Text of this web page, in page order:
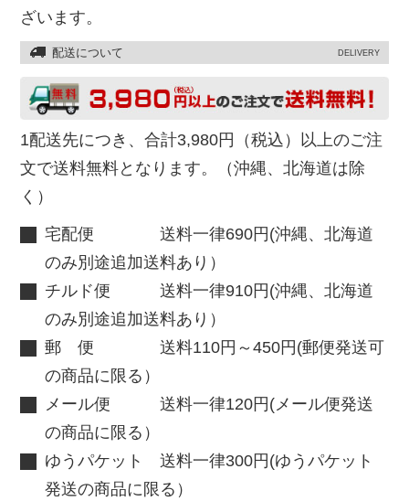
ざいます。
配送について DELIVERY
1配送先につき、合計3,980円（税込）以上のご注
文で送料無料となります。（沖縄、北海道は除
く）
宅配便 送料一律690円(沖縄、北海道
のみ別途追加送料あり）
チルド便 送料一律910円(沖縄、北海道
のみ別途追加送料あり）
郵 便 送料110円～450円(郵便発送可
の商品に限る）
メール便 送料一律120円(メール便発送
の商品に限る）
ゆうパケット 送料一律300円(ゆうパケット
発送の商品に限る）